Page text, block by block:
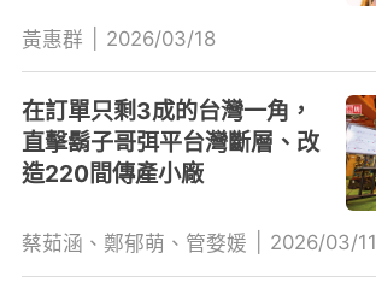
黃惠群 2026/03/18
在訂單只剩3成的台灣一角，
直擊鬍子哥弭平台灣斷層、改
造220間傳產小廠
蔡茹涵、鄭郁萌、管婺媛 2026/03/11